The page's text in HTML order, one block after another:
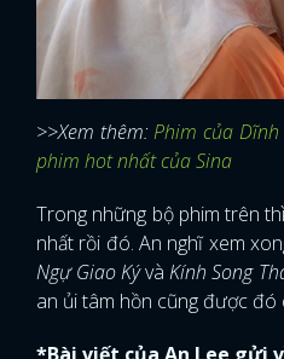
>>Xem thêm:Phim của
phim hot nhất của Sina
Trong những bộ phim trên thì
nhất rồi đó. An nghĩ xem
Ngự Giao Kývà Kính Song
an ủi tâm hồn cũng được đó